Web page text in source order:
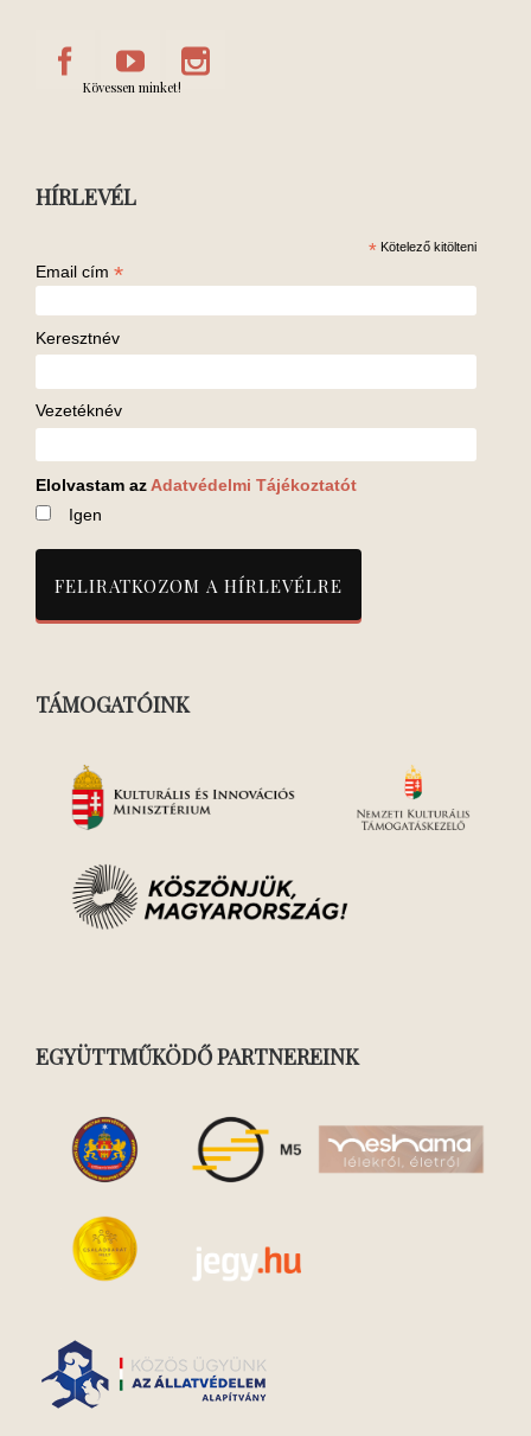
Kövessen minket!
HÍRLEVÉL
* Kötelező kitölteni
Email cím *
Keresztnév
Vezetéknév
Elolvastam az Adatvédelmi Tájékoztatót
Igen
TÁMOGATÓINK
EGYÜTTMŰKÖDŐ PARTNEREINK